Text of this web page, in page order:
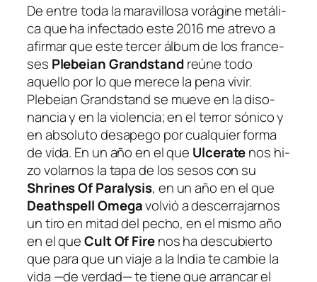
De en­tre to­da la ma­ra­vi­llo­sa vo­rá­gi­ne me­tá­li­
ca que ha in­fec­ta­do es­te 2016 me atre­vo a
afir­mar que es­te ter­cer ál­bum de los fran­ce­
ses Plebeian Grandstandreúne to­do
aque­llo por lo que me­re­ce la pe­na vi­vir.
Plebeian Grandstand se mue­ve en la di­so­
nan­cia y en la vio­len­cia; en el te­rror só­ni­co y
en ab­so­lu­to des­ape­go por cual­quier for­ma
de vi­da. En un año en el que Ulceratenos hi­
zo vo­lar­nos la ta­pa de los se­sos con su
Shrines Of Paralysis, en un año en el que
Deathspell Omegavol­vió a des­ce­rra­jar­nos
un ti­ro en mi­tad del pe­cho, en el mis­mo año
en el queCult Of Firenos ha des­cu­bier­to
que pa­ra que un via­je a la India te cam­bie la
vi­da —de ver­dad— te tie­ne que arran­car el